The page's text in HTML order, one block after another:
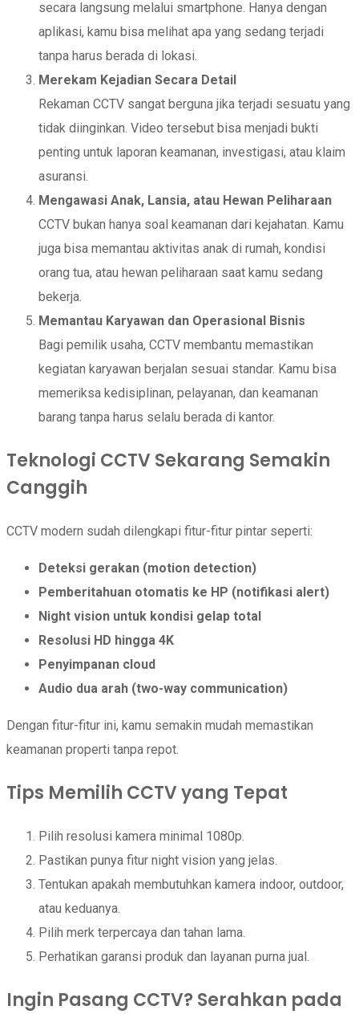
secara langsung melalui smartphone. Hanya dengan
aplikasi, kamu bisa melihat apa yang sedang terjadi
tanpa harus berada di lokasi.
Merekam Kejadian Secara Detail
Rekaman CCTV sangat berguna jika terjadi sesuatu yang
tidak diinginkan. Video tersebut bisa menjadi bukti
penting untuk laporan keamanan, investigasi, atau klaim
asuransi.
Mengawasi Anak, Lansia, atau Hewan Peliharaan
CCTV bukan hanya soal keamanan dari kejahatan. Kamu
juga bisa memantau aktivitas anak di rumah, kondisi
orang tua, atau hewan peliharaan saat kamu sedang
bekerja.
Memantau Karyawan dan Operasional Bisnis
Bagi pemilik usaha, CCTV membantu memastikan
kegiatan karyawan berjalan sesuai standar. Kamu bisa
memeriksa kedisiplinan, pelayanan, dan keamanan
barang tanpa harus selalu berada di kantor.
Teknologi CCTV Sekarang Semakin
Canggih
CCTV modern sudah dilengkapi fitur-fitur pintar seperti:
Deteksi gerakan (motion detection)
Pemberitahuan otomatis ke HP (notifikasi alert)
Night vision untuk kondisi gelap total
Resolusi HD hingga 4K
Penyimpanan cloud
Audio dua arah (two-way communication)
Dengan fitur-fitur ini, kamu semakin mudah memastikan
keamanan properti tanpa repot.
Tips Memilih CCTV yang Tepat
Pilih resolusi kamera minimal 1080p.
Pastikan punya fitur night vision yang jelas.
Tentukan apakah membutuhkan kamera indoor, outdoor,
atau keduanya.
Pilih merk terpercaya dan tahan lama.
Perhatikan garansi produk dan layanan purna jual.
Ingin Pasang CCTV? Serahkan pada